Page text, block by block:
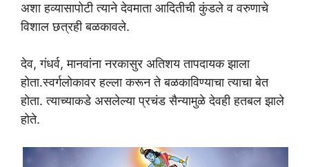
अशा हव्यासापोटी त्याने देवमाता आदितीची कुंडले व वरुणाचे
विशाल छत्रही बळकावले.
देव, गंधर्व, मानवांना नरकासुर अतिशय तापदायक झाला
होता.स्वर्गलोकावर हल्ला करून ते बळकाविण्याचा त्याचा बेत
होता. त्याच्याकडे असलेल्या प्रचंड सैन्यामुळे देवही हतबल झाले
होते.